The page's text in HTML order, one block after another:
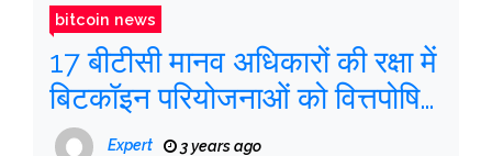
bitcoin news
17 बीटीसी मानव अधिकारों की रक्षा में
बिटकॉइन परियोजनाओं को वित्तपोषित
करेगा
Expert 3 years ago